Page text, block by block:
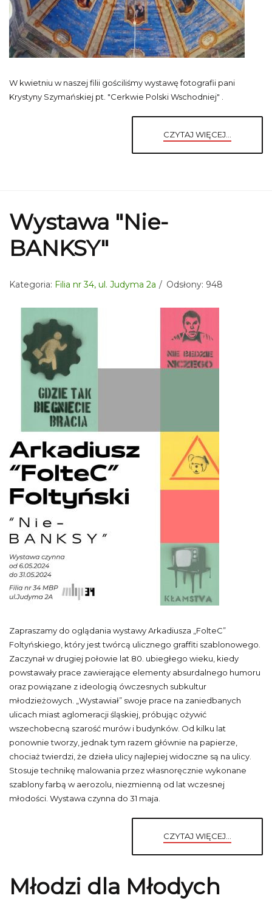
W kwietniu w naszej filii gościliśmy wystawę fotografii pani
Krystyny Szymańskiej pt. "Cerkwie Polski Wschodniej" .
CZYTAJ WIĘCEJ...
Wystawa "Nie-
BANKSY"
Kategoria: Filia nr 34, ul. Judyma 2a Odsłony: 948
Zapraszamy do oglądania wystawy Arkadiusza „FolteC”
Foltyńskiego, który jest twórcą ulicznego graffiti szablonowego.
Zaczynał w drugiej połowie lat 80. ubiegłego wieku, kiedy
powstawały prace zawierające elementy absurdalnego humoru
oraz powiązane z ideologią ówczesnych subkultur
młodzieżowych. „Wystawiał” swoje prace na zaniedbanych
ulicach miast aglomeracji śląskiej, próbując ożywić
wszechobecną szarość murów i budynków. Od kilku lat
ponownie tworzy, jednak tym razem głównie na papierze,
chociaż twierdzi, że dzieła ulicy najlepiej widoczne są na ulicy.
Stosuje technikę malowania przez własnoręcznie wykonane
szablony farbą w aerozolu, niezmienną od lat wczesnej
młodości. Wystawa czynna do 31 maja.
CZYTAJ WIĘCEJ...
Młodzi dla Młodych